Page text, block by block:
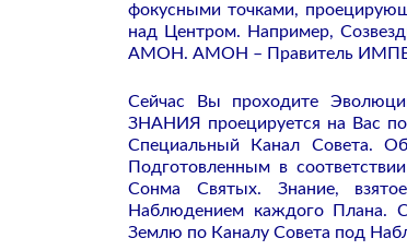
фокусными точками,
над Центром. Например,
АМОН. АМОН – Правитель
Сейчас Вы проходите
ЗНАНИЯ проецируется на Вас
Специальный Канал Совета.
Подготовленным в
Сонма Святых. Знание,
Наблюдением каждого Плана.
Землю по Каналу Совета под